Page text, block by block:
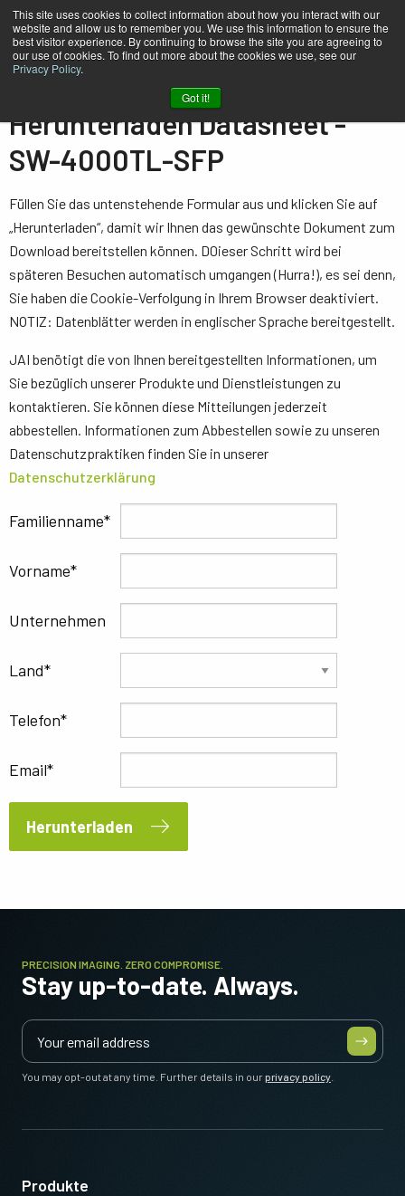
This site uses cookies to collect information about how you interact with our
website and allow us to remember you. We use this information to ensure the
best visitor experience. By continuing to browse the site you are agreeing to
our use of cookies. To find out more about the cookies we use, see our
Privacy Policy.
Got it!
Datasheet - SW-4000TL-SFP
Herunterladen Datasheet -
SW-4000TL-SFP
Füllen Sie das untenstehende Formular aus und klicken Sie auf
„Herunterladen“, damit wir Ihnen das gewünschte Dokument zum
Download bereitstellen können. D0ieser Schritt wird bei
späteren Besuchen automatisch umgangen (Hurra!), es sei denn,
Sie haben die Cookie-Verfolgung in Ihrem Browser deaktiviert.
NOTIZ: Datenblätter werden in englischer Sprache bereitgestellt.
JAI benötigt die von Ihnen bereitgestellten Informationen, um
Sie bezüglich unserer Produkte und Dienstleistungen zu
kontaktieren. Sie können diese Mitteilungen jederzeit
abbestellen. Informationen zum Abbestellen sowie zu unseren
Datenschutzpraktiken finden Sie in unserer
Datenschutzerklärung
Familienname
Vorname
Unternehmen
Land
Telefon
Email
Herunterladen
PRECISION IMAGING. ZERO COMPROMISE.
Stay up-to-date. Always.
You may opt-out at any time. Further details in ourprivacy policy
Produkte